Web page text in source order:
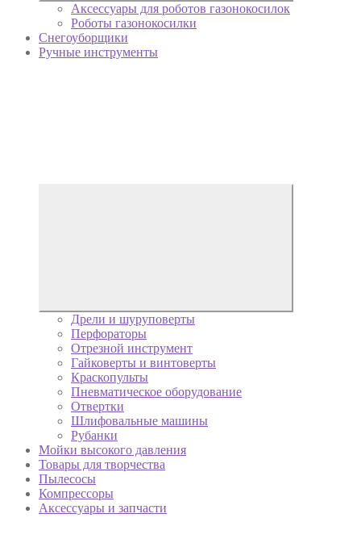
Аксессуары для роботов газонокосилок
Роботы газонокосилки
Снегоуборщики
Ручные инструменты
Дрели и шуруповерты
Перфораторы
Отрезной инструмент
Гайковерты и винтоверты
Краскопульты
Пневматическое оборудование
Отвертки
Шлифовальные машины
Рубанки
Мойки высокого давления
Товары для творчества
Пылесосы
Компрессоры
Аксессуары и запчасти